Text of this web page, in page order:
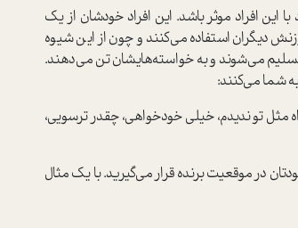
این افراد موثر باشد. این افراد خودشان از یک
دیگران استفاده می‌کنند و چون از این شیوه
تسلیم می‌شوند و به خواسته‌هایشان تن می‌دهند.
شما می‌کنند:
مثل تو ندیدم، خیلی خودخواهی، چقدر ترسویی،
در موقعیت برنده قرار می‌گیرید. با یک مثال